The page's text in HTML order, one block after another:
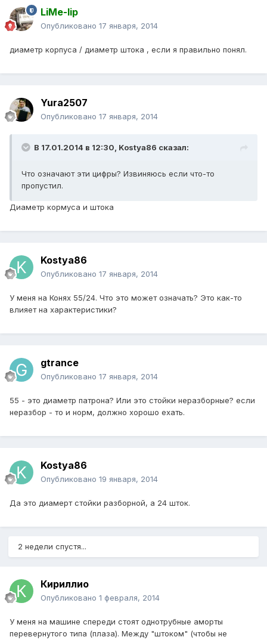
LiMe-lip
Опубликовано 17 января, 2014
диаметр корпуса / диаметр штока , если я правильно понял.
Yura2507
Опубликовано 17 января, 2014
В 17.01.2014 в 12:30, Kostya86 сказал:
Что означают эти цифры? Извиняюсь если что-то
пропустил.
Диаметр кормуса и штока
Kostya86
Опубликовано 17 января, 2014
У меня на Конях 55/24. Что это может означать? Это как-то
влияет на характеристики?
gtrance
Опубликовано 17 января, 2014
55 - это диаметр патрона? Или это стойки неразборные? если
неразбор - то и норм, должно хорошо ехать.
Kostya86
Опубликовано 19 января, 2014
Да это диамерт стойки разборной, а 24 шток.
2 недели спустя...
Кириллио
Опубликовано 1 февраля, 2014
У меня на машине спереди стоят однотрубные аморты
перевернутого типа (плаза). Между "штоком" (чтобы не